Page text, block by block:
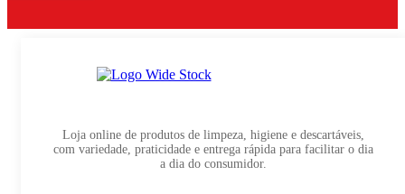
Loja online de produtos de limpeza, higiene e descartáveis,
com variedade, praticidade e entrega rápida para facilitar o dia
a dia do consumidor.